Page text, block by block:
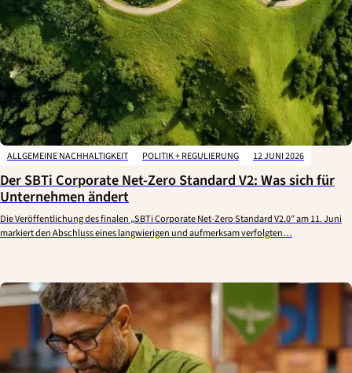
ALLGEMEINE NACHHALTIGKEIT POLITIK + REGULIERUNG 12 JUNI 2026
Der SBTi Corporate Net-Zero Standard V2: Was sich für
Unternehmen ändert
Die Veröffentlichung des finalen „SBTi Corporate Net-Zero Standard V2.0″ am 11. Juni
markiert den Abschluss eines langwierigen und aufmerksam verfolgten…